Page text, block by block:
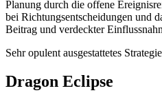
Planung durch die offene
bei Richtungsentscheidungen und
Beitrag und verdeckter
Sehr opulent ausgestattetes
Dragon Eclipse